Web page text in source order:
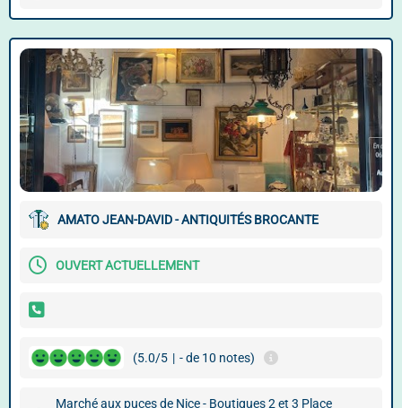
AMATO JEAN-DAVID - ANTIQUITÉS BROCANTE
OUVERT ACTUELLEMENT
(5.0/5 | - de 10 notes)
Marché aux puces de Nice - Boutiques 2 et 3 Place